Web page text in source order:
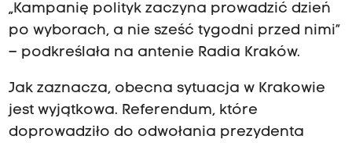
„Kampanię polityk zaczyna prowadzić dzień
po wyborach, a nie sześć tygodni przed nimi”
– podkreślała na antenie Radia Kraków.
Jak zaznacza, obecna sytuacja w Krakowie
jest wyjątkowa. Referendum, które
doprowadziło do odwołania prezydenta